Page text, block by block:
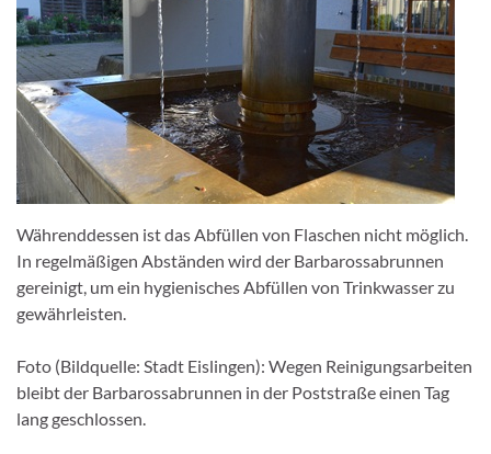
Währenddessen ist das Abfüllen von Flaschen nicht möglich.
In regelmäßigen Abständen wird der Barbarossabrunnen
gereinigt, um ein hygienisches Abfüllen von Trinkwasser zu
gewährleisten.
Foto (Bildquelle: Stadt Eislingen): Wegen Reinigungsarbeiten
bleibt der Barbarossabrunnen in der Poststraße einen Tag
lang geschlossen.